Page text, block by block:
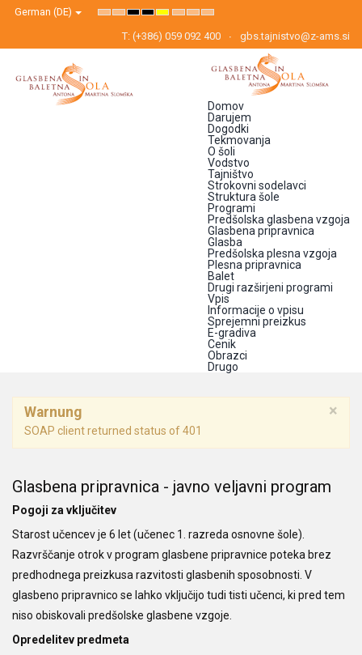
German (DE)
Default
NightHigh
Black
White
High
Black
Yellow
High
Yellow
Set
Font
Set
Font
Set
Font
T: (+386) 059 092 400 gbs.tajnistvo@z-ams.si
Domov
Darujem
Dogodki
Tekmovanja
O šoli
Vodstvo
Tajništvo
Strokovni sodelavci
Struktura šole
Programi
Predšolska glasbena vzgoja
Glasbena pripravnica
Glasba
Predšolska plesna vzgoja
Plesna pripravnica
Balet
Drugi razširjeni programi
Vpis
Informacije o vpisu
Sprejemni preizkus
E-gradiva
Cenik
Obrazci
Drugo
×
Warnung
SOAP client returned status of 401
Glasbena pripravnica - javno veljavni program
Pogoji za vključitev
Starost učencev je 6 let (učenec 1. razreda osnovne šole).
Razvrščanje otrok v program glasbene pripravnice poteka brez
predhodnega preizkusa razvitosti glasbenih sposobnosti. V
glasbeno pripravnico se lahko vključijo tudi tisti učenci, ki pred tem
niso obiskovali predšolske glasbene vzgoje.
Opredelitev predmeta